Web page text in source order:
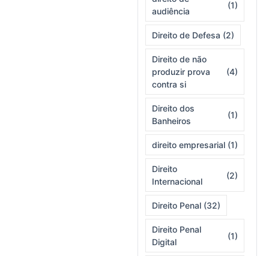
audiência
(1)
Direito de Defesa (2)
Direito de não
produzir prova
contra si
(4)
Direito dos
Banheiros
(1)
direito empresarial (1)
Direito
Internacional
(2)
Direito Penal (32)
Direito Penal
Digital
(1)